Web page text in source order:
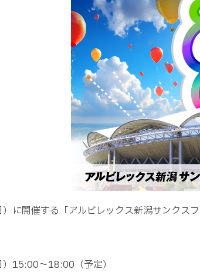
に開催する「アルビレックス新潟サンクス
15:00〜18:00（予定）